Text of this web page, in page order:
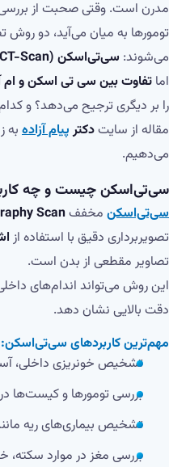
مدرن است. وقتی صحبت از بررسی
تومورها به میان می‌آید، دو روش
می‌شوند: سی‌تی‌اسکن (CT-Scan)
اما تفاوت بین سی تی اسکن و ام
را بر دیگری ترجیح می‌دهد؟ و
مقاله از سایتدکترپیام آزاده به
می‌دهیم.
سی‌تی‌اسکن چیست و چه
سی‌تی‌اسکن مخففScan
تصویربرداری دقیق با استفاده از
تصاویر مقطعی از بدن است.
این روش می‌تواند اندام‌های
دقت بالایی نشان دهد.
مهم‌ترین کاربردهای سی‌تی‌اسکن:
تشخیص خونریزی داخلی،
بررسی تومورها و کیست‌ها
تشخیص بیماری‌های ریه
بررسی مغز در موارد سکته،